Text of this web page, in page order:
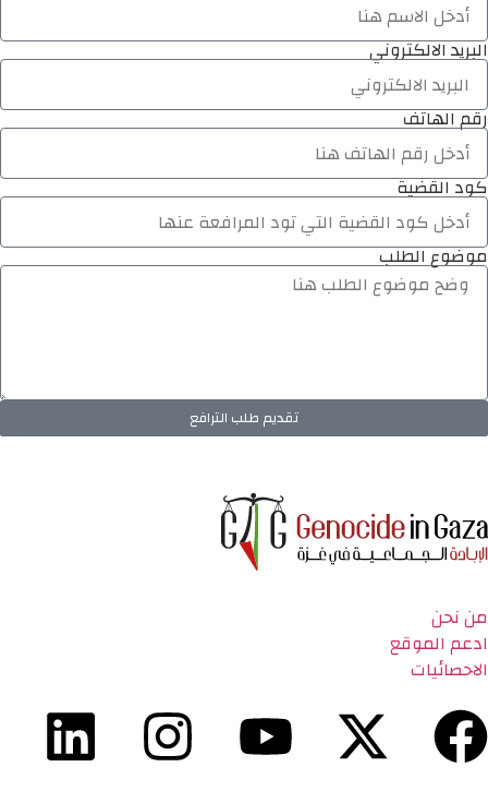
البريد الالكتروني
رقم الهاتف
كود القضية
موضوع الطلب
تقديم طلب الترافع
من نحن
ادعم الموقع
الاحصائيات